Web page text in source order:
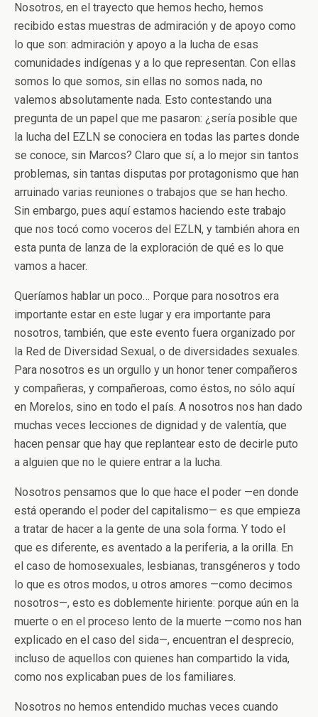
Nosotros, en el trayecto que hemos hecho, hemos
recibido estas muestras de admiración y de apoyo como
lo que son: admiración y apoyo a la lucha de esas
comunidades indígenas y a lo que representan. Con ellas
somos lo que somos, sin ellas no somos nada, no
valemos absolutamente nada. Esto contestando una
pregunta de un papel que me pasaron: ¿sería posible que
la lucha del EZLN se conociera en todas las partes donde
se conoce, sin Marcos? Claro que sí, a lo mejor sin tantos
problemas, sin tantas disputas por protagonismo que han
arruinado varias reuniones o trabajos que se han hecho.
Sin embargo, pues aquí estamos haciendo este trabajo
que nos tocó como voceros del EZLN, y también ahora en
esta punta de lanza de la exploración de qué es lo que
vamos a hacer.
Queríamos hablar un poco… Porque para nosotros era
importante estar en este lugar y era importante para
nosotros, también, que este evento fuera organizado por
la Red de Diversidad Sexual, o de diversidades sexuales.
Para nosotros es un orgullo y un honor tener compañeros
y compañeras, y compañeroas, como éstos, no sólo aquí
en Morelos, sino en todo el país. A nosotros nos han dado
muchas veces lecciones de dignidad y de valentía, que
hacen pensar que hay que replantear esto de decirle puto
a alguien que no le quiere entrar a la lucha.
Nosotros pensamos que lo que hace el poder —en donde
está operando el poder del capitalismo— es que empieza
a tratar de hacer a la gente de una sola forma. Y todo el
que es diferente, es aventado a la periferia, a la orilla. En
el caso de homosexuales, lesbianas, transgéneros y todo
lo que es otros modos, u otros amores —como decimos
nosotros—, esto es doblemente hiriente: porque aún en la
muerte o en el proceso lento de la muerte —como nos han
explicado en el caso del sida—, encuentran el desprecio,
incluso de aquellos con quienes han compartido la vida,
como nos explicaban pues de los familiares.
Nosotros no hemos entendido muchas veces cuando